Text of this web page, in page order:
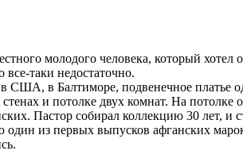
молодого человека, который
таки недостаточно.
в Балтиморе, подвенечное платье
и потолке двух комнат. На
Пастор собирал коллекцию 30 лет, и
из первых выпусков афганских